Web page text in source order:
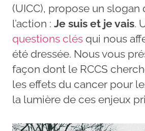
(UICC), propose un slogan
l’action : Je suis et je vais.
questions clés qui nous
été dressée. Nous vous
façon dont le RCCS
les effets du cancer pour
la lumière de ces enjeux